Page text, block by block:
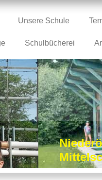
Unsere Schule
Schulbücherei